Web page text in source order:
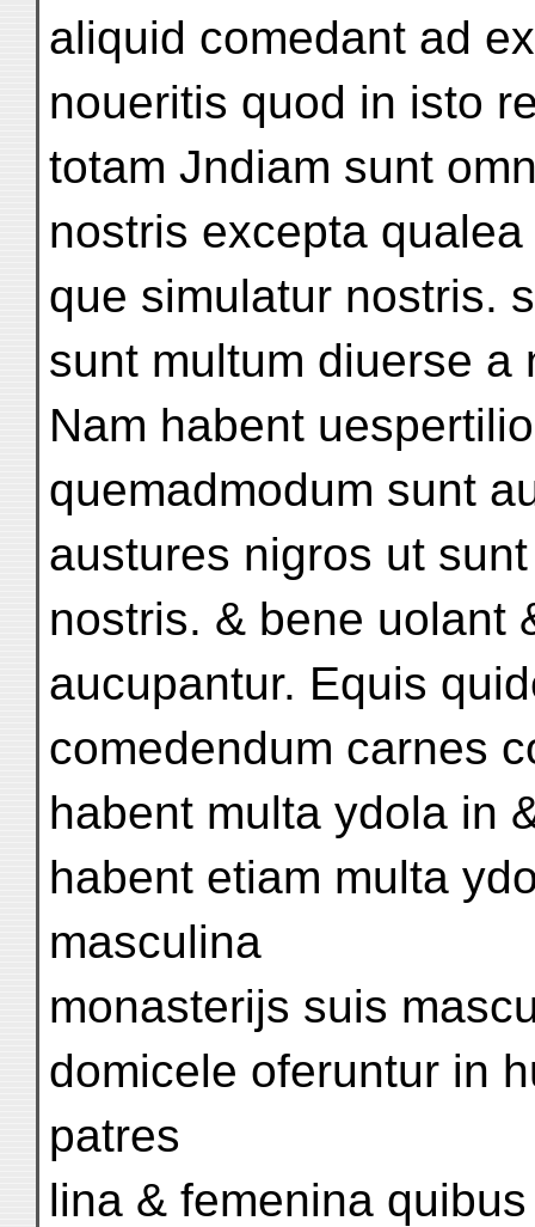
aliquid comedant ad
noueritis quod in isto
totam Jndiam sunt
nostris excepta
que simulatur nostris.
sunt multum diuerse a
Nam habent
quemadmodum sunt
austures nigros ut
nostris. & bene uolant
aucupantur. Equis
comedendum carnes
habent multa ydola in
habent etiam multa
masculina
monasterijs suis
domicele oferuntur in
patres
lina & femenina